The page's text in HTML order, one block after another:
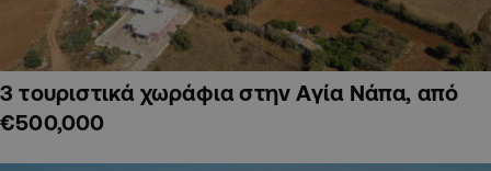
3 τουριστικά χωράφια στην Αγία Νάπα, από
€500,000